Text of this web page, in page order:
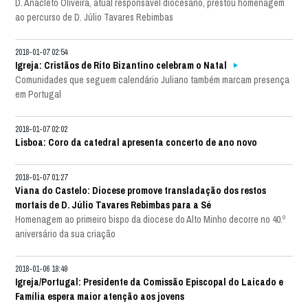
D. Anacleto Oliveira, atual responsável diocesano, prestou homenagem
ao percurso de D. Júlio Tavares Rebimbas
2018-01-07 02:54
Igreja: Cristãos de Rito Bizantino celebram o Natal
Comunidades que seguem calendário Juliano também marcam presença
em Portugal
2018-01-07 02:02
Lisboa: Coro da catedral apresenta concerto de ano novo
2018-01-07 01:27
Viana do Castelo: Diocese promove transladação dos restos
mortais de D. Júlio Tavares Rebimbas para a Sé
Homenagem ao primeiro bispo da diocese do Alto Minho decorre no 40.º
aniversário da sua criação
2018-01-06 18:49
Igreja/Portugal: Presidente da Comissão Episcopal do Laicado e
Família espera maior atenção aos jovens